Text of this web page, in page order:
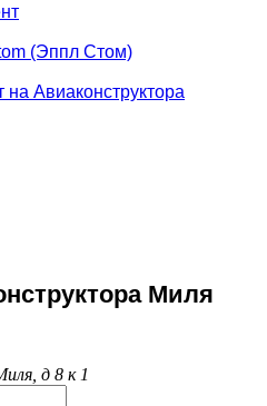
(Эппл Стом)
Авиаконструктора
Миля
д 8 к 1